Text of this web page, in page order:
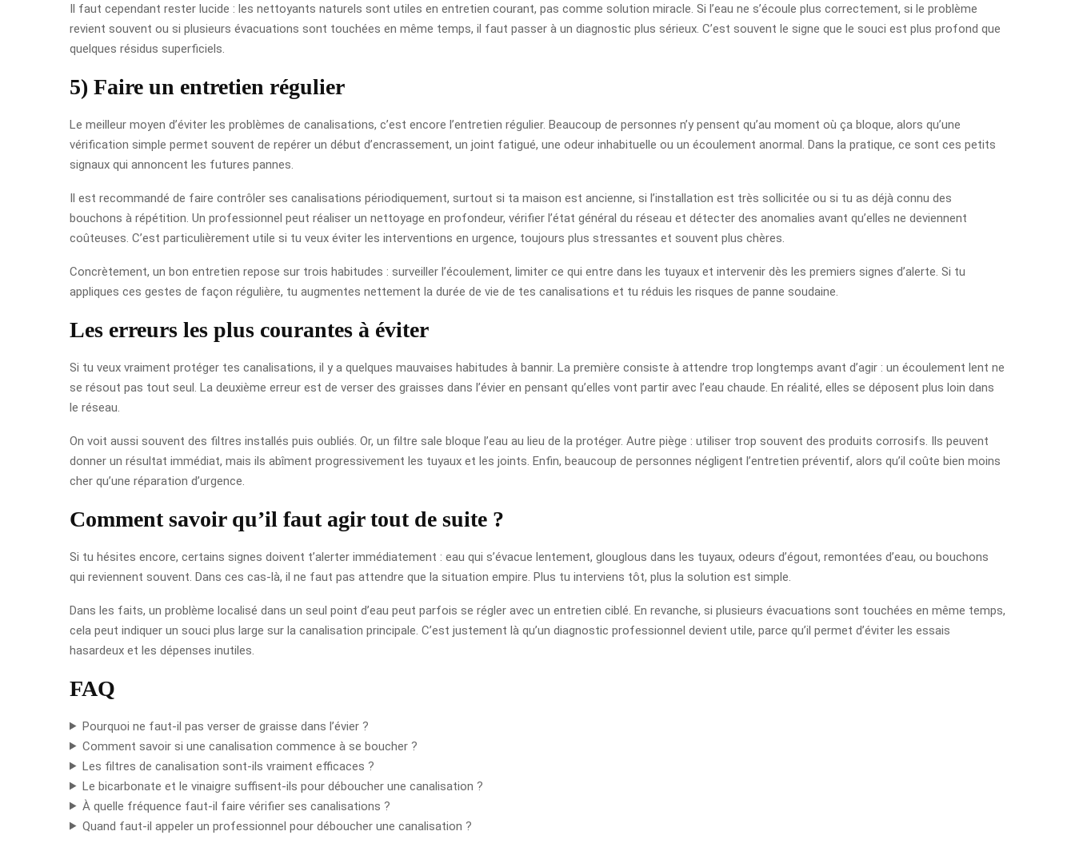
Il faut cependant rester lucide : les nettoyants naturels sont utiles en entretien courant, pas comme solution miracle. Si l’eau ne s’écoule plus correctement, si le problème
revient souvent ou si plusieurs évacuations sont touchées en même temps, il faut passer à un diagnostic plus sérieux. C’est souvent le signe que le souci est plus profond que
quelques résidus superficiels.
5) Faire un entretien régulier
Le meilleur moyen d’éviter les problèmes de canalisations, c’est encore l’entretien régulier. Beaucoup de personnes n’y pensent qu’au moment où ça bloque, alors qu’une
vérification simple permet souvent de repérer un début d’encrassement, un joint fatigué, une odeur inhabituelle ou un écoulement anormal. Dans la pratique, ce sont ces petits
signaux qui annoncent les futures pannes.
Il est recommandé de faire contrôler ses canalisations périodiquement, surtout si ta maison est ancienne, si l’installation est très sollicitée ou si tu as déjà connu des
bouchons à répétition. Un professionnel peut réaliser un nettoyage en profondeur, vérifier l’état général du réseau et détecter des anomalies avant qu’elles ne deviennent
coûteuses. C’est particulièrement utile si tu veux éviter les interventions en urgence, toujours plus stressantes et souvent plus chères.
Concrètement, un bon entretien repose sur trois habitudes : surveiller l’écoulement, limiter ce qui entre dans les tuyaux et intervenir dès les premiers signes d’alerte. Si tu
appliques ces gestes de façon régulière, tu augmentes nettement la durée de vie de tes canalisations et tu réduis les risques de panne soudaine.
Les erreurs les plus courantes à éviter
Si tu veux vraiment protéger tes canalisations, il y a quelques mauvaises habitudes à bannir. La première consiste à attendre trop longtemps avant d’agir : un écoulement lent ne
se résout pas tout seul. La deuxième erreur est de verser des graisses dans l’évier en pensant qu’elles vont partir avec l’eau chaude. En réalité, elles se déposent plus loin dans
le réseau.
On voit aussi souvent des filtres installés puis oubliés. Or, un filtre sale bloque l’eau au lieu de la protéger. Autre piège : utiliser trop souvent des produits corrosifs. Ils peuvent
donner un résultat immédiat, mais ils abîment progressivement les tuyaux et les joints. Enfin, beaucoup de personnes négligent l’entretien préventif, alors qu’il coûte bien moins
cher qu’une réparation d’urgence.
Comment savoir qu’il faut agir tout de suite ?
Si tu hésites encore, certains signes doivent t’alerter immédiatement : eau qui s’évacue lentement, glouglous dans les tuyaux, odeurs d’égout, remontées d’eau, ou bouchons
qui reviennent souvent. Dans ces cas-là, il ne faut pas attendre que la situation empire. Plus tu interviens tôt, plus la solution est simple.
Dans les faits, un problème localisé dans un seul point d’eau peut parfois se régler avec un entretien ciblé. En revanche, si plusieurs évacuations sont touchées en même temps,
cela peut indiquer un souci plus large sur la canalisation principale. C’est justement là qu’un diagnostic professionnel devient utile, parce qu’il permet d’éviter les essais
hasardeux et les dépenses inutiles.
FAQ
Pourquoi ne faut-il pas verser de graisse dans l’évier ?
Comment savoir si une canalisation commence à se boucher ?
Les filtres de canalisation sont-ils vraiment efficaces ?
Le bicarbonate et le vinaigre suffisent-ils pour déboucher une canalisation ?
À quelle fréquence faut-il faire vérifier ses canalisations ?
Quand faut-il appeler un professionnel pour déboucher une canalisation ?